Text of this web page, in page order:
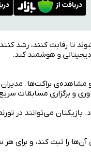
تا رقابت کنند، رشد
دیجیتالی و هوشمند کند.
مشاهده‌ی براکت‌ها.
و برگزاری مسابقات
می‌توانند در
آن‌ها را ثبت کند، و برای